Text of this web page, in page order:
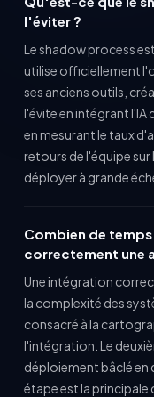
l'éviter ?
Le shadow process
utilise officiellement
ses anciens outils,
l'évite en intégrant l'IA
en mesurant le taux
retours de l'équipe
déployer à grande
Combien de
correctement une
Une intégration
la complexité des
consacré à la
l'intégration. Le
déploiement bâclé
étape est la